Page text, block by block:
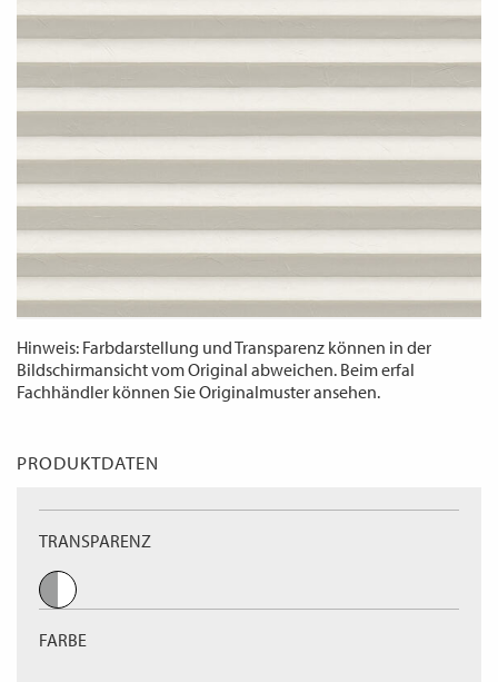
WECHSELN
DE
Hinweis: Farbdarstellung und Transparenz können in der
Bildschirmansicht vom Original abweichen. Beim erfal
Fachhändler können Sie Originalmuster ansehen.
PRODUKTDATEN
TRANSPARENZ
FARBE